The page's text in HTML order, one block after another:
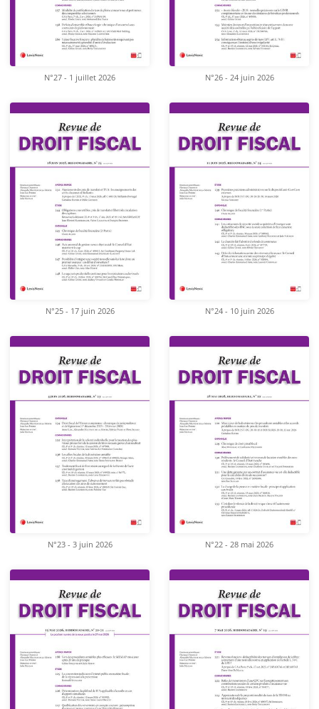
N°27 - 1 juillet 2026 N°26 - 24 juin 2026
N°25 - 17 juin 2026 N°24 - 10 juin 2026
N°23 - 3 juin 2026 N°22 - 28 mai 2026